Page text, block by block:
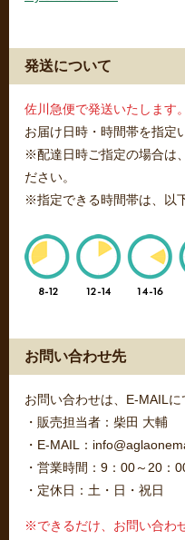
発送について
佐川急便で発送いたします。
お届け日時・時間帯を指定
※配達日時ご指定の場合は
ださい。
※指定できる時間帯は、以
お問い合わせ先
お問い合わせは、E-MAILに
・販売担当者：柴田 大輔
・E-MAIL：
・営業時間：9：00～20：
・定休日：土・日・祝日
※できるだけ、お問い合わ